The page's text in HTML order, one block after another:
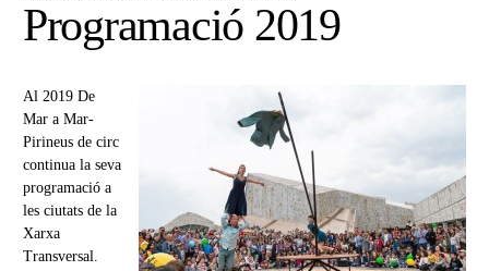
Programació 2019
Al 2019 De
Mar a Mar-
Pirineus de circ
continua la seva
programació a
les ciutats de la
Xarxa
Transversal.